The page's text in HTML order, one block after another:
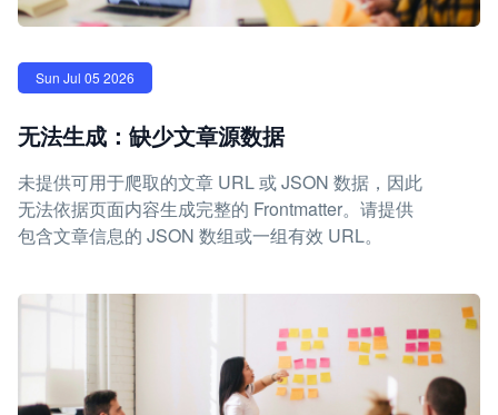
Sun Jul 05 2026
无法生成：缺少文章源数据
未提供可用于爬取的文章 URL 或 JSON 数据，因此
无法依据页面内容生成完整的 Frontmatter。请提供
包含文章信息的 JSON 数组或一组有效 URL。